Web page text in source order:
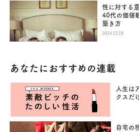
性に対する
40代の価値
築き方
2024.12.19
あなたにおすすめの連載
人生は
クスだ
自宅の